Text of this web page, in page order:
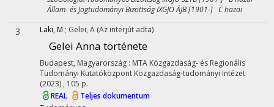
Állam- és Jogtudományi Bizottság IXGJO ÁJB [1901-] C hazai
3 Laki, M ; Gelei, A (Az interjút adta)
Gelei Anna története
Budapest, Magyarország : MTA Közgazdaság- és Regionális
Tudományi Kutatóközpont Közgazdaság-tudományi Intézet
(2023) , 105 p.
REAL
Teljes dokumentum